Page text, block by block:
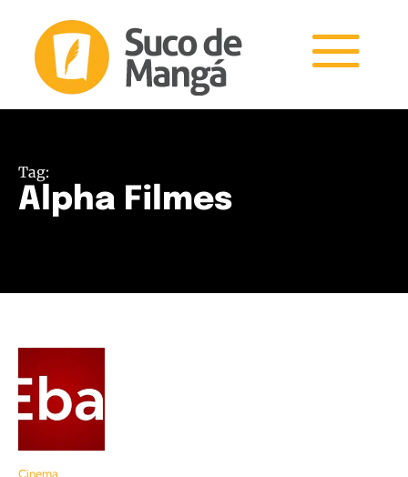
Tag:
Alpha Filmes